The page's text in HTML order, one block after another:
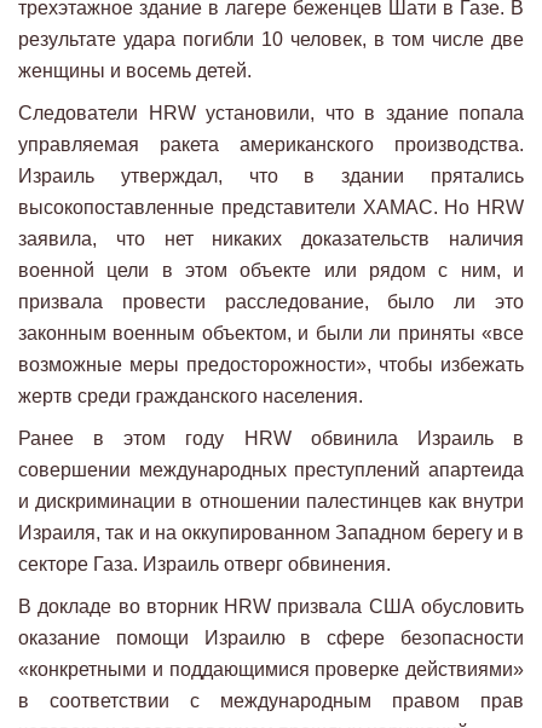
трехэтажное здание в лагере беженцев Шати в Газе. В
результате удара погибли 10 человек, в том числе две
женщины и восемь детей.
Следователи HRW установили, что в здание попала
управляемая ракета американского производства.
Израиль утверждал, что в здании прятались
высокопоставленные представители ХАМАС. Но HRW
заявила, что нет никаких доказательств наличия
военной цели в этом объекте или рядом с ним, и
призвала провести расследование, было ли это
законным военным объектом, и были ли приняты «все
возможные меры предосторожности», чтобы избежать
жертв среди гражданского населения.
Ранее в этом году HRW обвинила Израиль в
совершении международных преступлений апартеида
и дискриминации в отношении палестинцев как внутри
Израиля, так и на оккупированном Западном берегу и в
секторе Газа. Израиль отверг обвинения.
В докладе во вторник HRW призвала США обусловить
оказание помощи Израилю в сфере безопасности
«конкретными и поддающимися проверке действиями»
в соответствии с международным правом прав